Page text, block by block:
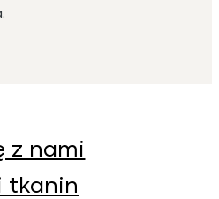
z nami
tkanin